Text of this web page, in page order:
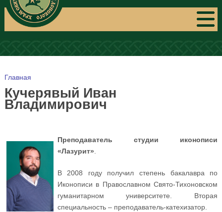
Вы здесь
Главная
Кучерявый Иван
Владимирович
Преподаватель студии иконописи
«Лазурит»
В 2008 году получил степень бакалавра по
Иконописи в Православном Свято-Тихоновском
гуманитарном университете. Вторая
специальность – преподаватель-катехизатор.